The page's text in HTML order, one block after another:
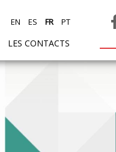
LES CONTACTS
EN ES FR PT